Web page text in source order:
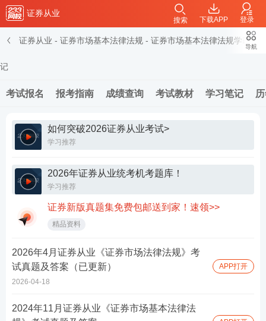
证券从业
下载APP 登录
搜索
证券从业 - 证券市场基本法律法规 - 证券市场基本法律法规学霸笔
记
考试报名 报考指南 成绩查询 考试教材 学习笔记
导航
如何突破2026证券从业考试>
学习推荐
2026年证券从业统考机考题库！
学习推荐
证券新版真题集免费包邮送到家！速领>>
精品资料
2026年4月证券从业《证券市场法律法规》考
试真题及答案（已更新）
2026-04-18
APP打开
2024年11月证券从业《证券市场基本法律法